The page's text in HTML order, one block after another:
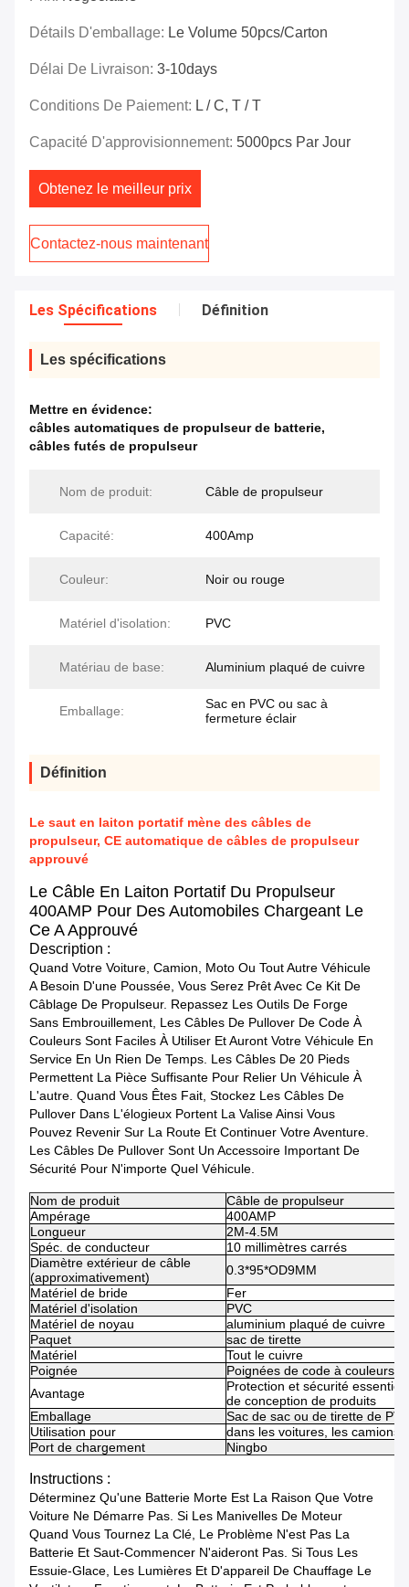
Détails D'emballage: Le Volume 50pcs/carton
Délai De Livraison: 3-10days
Conditions De Paiement: L / C, T / T
Capacité D'approvisionnement: 5000pcs Par Jour
Obtenez le meilleur prix
Contactez-nous maintenant
Les Spécifications Définition
Les spécifications
Mettre en évidence:
câbles automatiques de propulseur de batterie,
câbles futés de propulseur
Nom de produit: Câble de propulseur
Capacité: 400Amp
Couleur: Noir ou rouge
Matériel d'isolation: PVC
Matériau de base: Aluminium plaqué de cuivre
Emballage:
Sac en PVC ou sac à
fermeture éclair
Définition
Le saut en laiton portatif mène des câbles de
propulseur, CE automatique de câbles de propulseur
approuvé
Le Câble En Laiton Portatif Du Propulseur
400AMP Pour Des Automobiles Chargeant Le
Ce A Approuvé
Description :
Quand Votre Voiture, Camion, Moto Ou Tout Autre Véhicule
A Besoin D'une Poussée, Vous Serez Prêt Avec Ce Kit De
Câblage De Propulseur. Repassez Les Outils De Forge
Sans Embrouillement, Les Câbles De Pullover De Code À
Couleurs Sont Faciles À Utiliser Et Auront Votre Véhicule En
Service En Un Rien De Temps. Les Câbles De 20 Pieds
Permettent La Pièce Suffisante Pour Relier Un Véhicule À
L'autre. Quand Vous Êtes Fait, Stockez Les Câbles De
Pullover Dans L'élogieux Portent La Valise Ainsi Vous
Pouvez Revenir Sur La Route Et Continuer Votre Aventure.
Les Câbles De Pullover Sont Un Accessoire Important De
Sécurité Pour N'importe Quel Véhicule.
Nom de produit
Câble de propulseur
Ampérage
400AMP
Longueur
2M-4.5M
Spéc. de conducteur
10 millimètres carrés
Diamètre extérieur de câble
(approximativement)
0.3*95*OD9MM
Matériel de bride
Fer
Matériel d'isolation
PVC
Matériel de noyau
aluminium plaqué de cuivre
Paquet
sac de tirette
Matériel
Tout le cuivre
Poignée
Poignées de code à couleurs
Avantage
Protection et sécurité
de conception de produits
Emballage
Sac de sac ou de tirette de
Utilisation pour
dans les voitures, les
Port de chargement
Ningbo
Instructions :
Déterminez Qu'une Batterie Morte Est La Raison Que Votre
Voiture Ne Démarre Pas. Si Les Manivelles De Moteur
Quand Vous Tournez La Clé, Le Problème N'est Pas La
Batterie Et Saut-Commencer N'aideront Pas. Si Tous Les
Essuie-Glace, Les Lumières Et D'appareil De Chauffage Le